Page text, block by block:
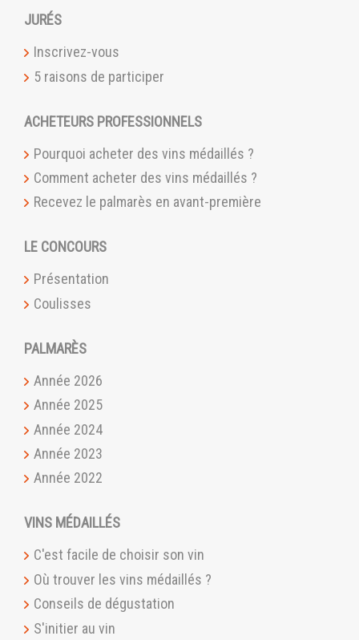
JURÉS
Inscrivez-vous
5 raisons de participer
ACHETEURS PROFESSIONNELS
Pourquoi acheter des vins médaillés ?
Comment acheter des vins médaillés ?
Recevez le palmarès en avant-première
LE CONCOURS
Présentation
Coulisses
PALMARÈS
Année 2026
Année 2025
Année 2024
Année 2023
Année 2022
VINS MÉDAILLÉS
C'est facile de choisir son vin
Où trouver les vins médaillés ?
Conseils de dégustation
S'initier au vin